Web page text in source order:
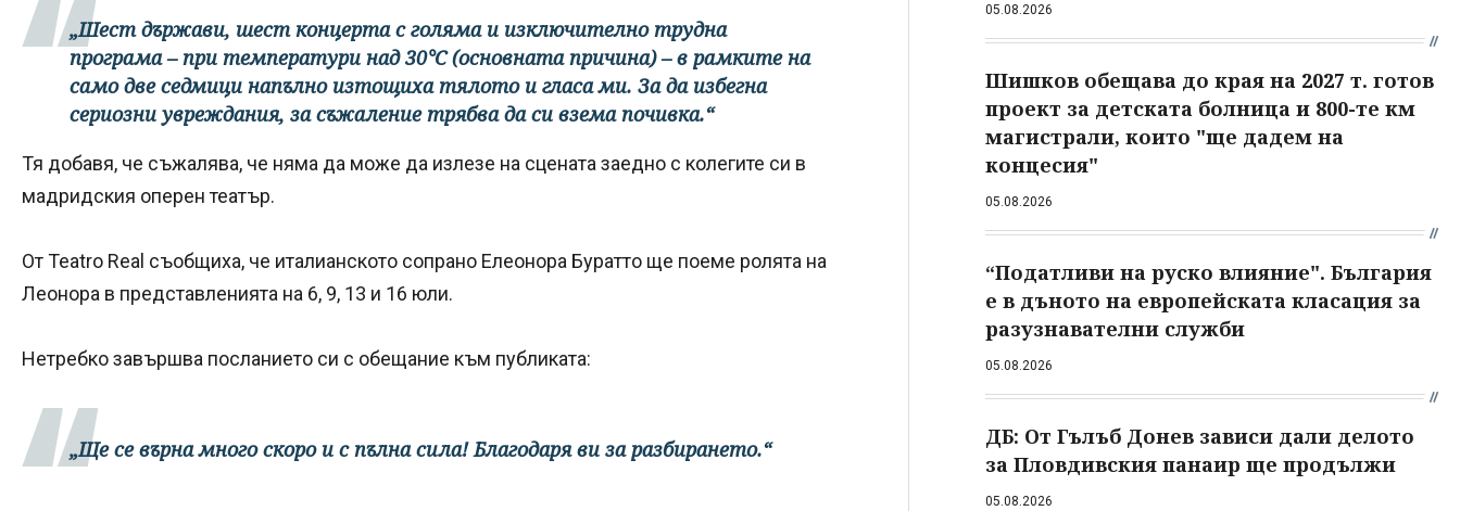
„Шест държави, шест концерта с голяма и изключително трудна
програма – при температури над 30°C (основната причина) – в рамките на
само две седмици напълно изтощиха тялото и гласа ми. За да избегна
сериозни увреждания, за съжаление трябва да си взема почивка.“
Тя добавя, че съжалява, че няма да може да излезе на сцената заедно с колегите си в
мадридския оперен театър.
От Teatro Real съобщиха, че италианското сопрано Елеонора Буратто ще поеме ролята на
Леонора в представленията на 6, 9, 13 и 16 юли.
Нетребко завършва посланието си с обещание към публиката:
„Ще се върна много скоро и с пълна сила! Благодаря ви за разбирането.“
05.08.2026
Шишков обещава до края на 2027 т. готов
проект за детската болница и 800-те км
магистрали, които "ще дадем на
концесия"
05.08.2026
“Податливи на руско влияние". България
е в дъното на европейската класация за
разузнавателни служби
05.08.2026
ДБ: От Гълъб Донев зависи дали делото
за Пловдивския панаир ще продължи
05.08.2026